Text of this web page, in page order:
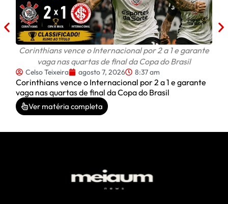
Corinthians vence o Internacional por 2 a 1 e garante
vaga nas quartas de final da Copa do Brasil
Celso Teixeira agosto 7, 2026 8:37 am
Corinthians vence o Internacional por 2 a 1 e garante
vaga nas quartas de final da Copa do Brasil
Ver matéria completa